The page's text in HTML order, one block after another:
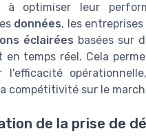
à optimiser leur
données, les
éclairées basées sur
en temps réel. Cela
l'efficacité
compétitivité sur le
de la prise de